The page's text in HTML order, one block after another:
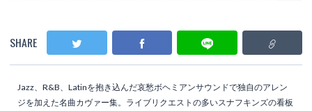
SHARE
Jazz、R&B、Latinを抱き込んだ哀愁ボヘミアンサウンドで独自のアレン
ジを加えた名曲カヴァー集。ライブリクエストの多いスナフキンズの看板